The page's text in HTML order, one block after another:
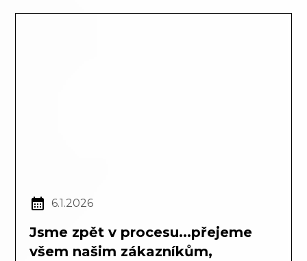
6.1.2026
Jsme zpět v procesu...přejeme
všem našim zákazníkům,